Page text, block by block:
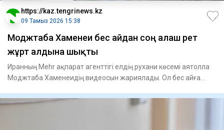
https://kaz.tengrinews.kz
09 Тамыз 2026 15:38
Моджтаба Хаменеи бес айдан соң алғаш рет
жұрт алдына шықты
Иранның Mehr ақпарат агенттігі елдің рухани көсемі аятолла
Моджтаба Хаменеидің видеосын жариялады. Ол бес айға